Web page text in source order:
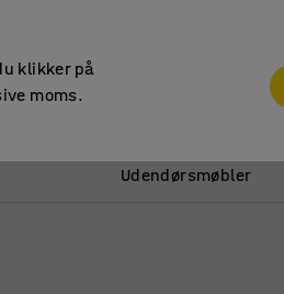
Udendørsmøbler
klikker på
moms.